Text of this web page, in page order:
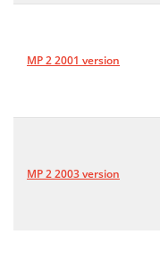
MP 2 2001 version
MP 2 2003 version